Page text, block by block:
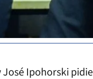
Ipohorski